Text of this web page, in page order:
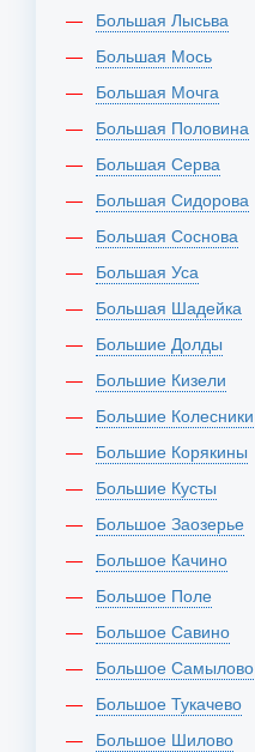
Большая Лысьва
Большая Мось
Большая Мочга
Большая Половина
Большая Серва
Большая Сидорова
Большая Соснова
Большая Уса
Большая Шадейка
Большие Долды
Большие Кизели
Большие Колесники
Большие Корякины
Большие Кусты
Большое Заозерье
Большое Качино
Большое Поле
Большое Савино
Большое Самылово
Большое Тукачево
Большое Шилово